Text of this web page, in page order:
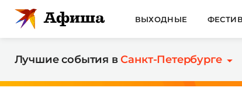
ВЫХОДНЫЕ
Лучшие события вСанкт-Петербурге